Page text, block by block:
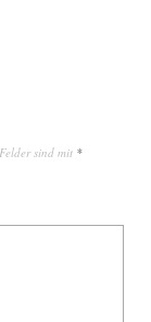
sind mit *